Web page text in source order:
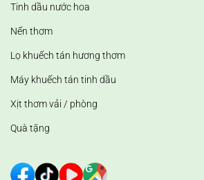
Tinh dầu nước hoa
Nến thơm
Lọ khuếch tán hương thơm
Máy khuếch tán tinh dầu
Xịt thơm vải / phòng
Quà tặng